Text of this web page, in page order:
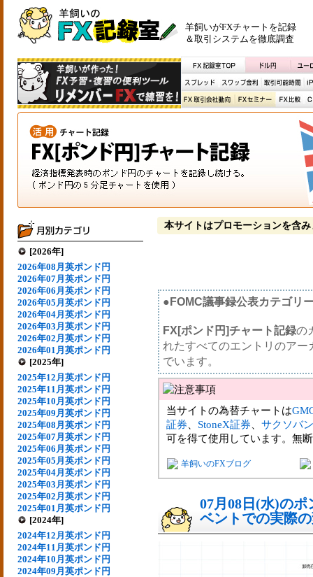
羊飼いがFXチャートを記録
＆取引システムを徹底調査
[2026年]
2026年08月英ポンド円
2026年07月英ポンド円
2026年06月英ポンド円
2026年05月英ポンド円
2026年04月英ポンド円
2026年03月英ポンド円
2026年02月英ポンド円
2026年01月英ポンド円
[2025年]
2025年12月英ポンド円
2025年11月英ポンド円
2025年10月英ポンド円
2025年09月英ポンド円
2025年08月英ポンド円
2025年07月英ポンド円
2025年06月英ポンド円
2025年05月英ポンド円
2025年04月英ポンド円
2025年03月英ポンド円
2025年02月英ポンド円
2025年01月英ポンド円
[2024年]
2024年12月英ポンド円
2024年11月英ポンド円
2024年10月英ポンド円
2024年09月英ポンド円
本サイトはプロモーションを含み
●FOMC議事録公表カテゴリ
FX[ポンド円]チャート記録の
れたすべてのエントリのア
でいます。
当サイトの為替チャートは
証券
StoneX証券
サクソバ
可を得て使用しています。無
羊飼いのFXブログ
07月08日(水)の
ベントでの実際